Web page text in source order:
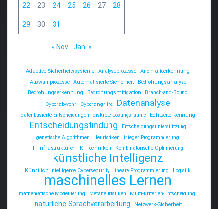
22 23 24 25 26 27 28
29 30 31
« Nov. Jan. »
Adaptive Sicherheitssysteme Analyseprozesse
Anomalieerkennung
Auswahlprozesse
Automatisierte Sicherheit
Bedrohungsanalyse
Bedrohungserkennung
Bedrohungsmitigation
Branch-and-Bound
Cyberabwehr
Cyberangriffe Datenanalyse
datenbasierte Entscheidungen diskrete Lösungsräume Echtzeiterkennung
Entscheidungsfindung
Entscheidungsunterstützung
genetische Algorithmen
Heuristiken
integer Programmierung
IT-Infrastrukturen
KI-Techniken Kombinatorische Optimierung
künstliche Intelligenz
Künstlich Intelligente Cybersecurity lineare Programmierung Logistik
maschinelles Lernen
mathematische Modellierung Metaheuristiken Multi-Kriterien-Entscheidung.
natürliche Sprachverarbeitung
Netzwerk-Sicherheit